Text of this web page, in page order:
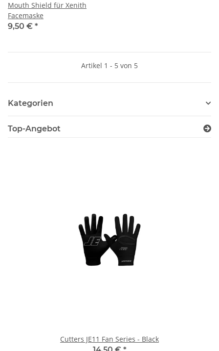
Mouth Shield für Xenith
Facemaske
9,50 € *
Artikel 1 - 5 von 5
Kategorien
Top-Angebot
Cutters JE11 Fan Series - Black